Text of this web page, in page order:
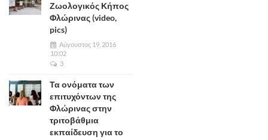
Ζωολογικός Κήπος
Φλώρινας (video,
pics)
Αύγουστος 19, 2016
10:02
3
Τα ονόματα των
επιτυχόντων της
Φλώρινας στην
τριτοβάθμια
εκπαίδευση για το